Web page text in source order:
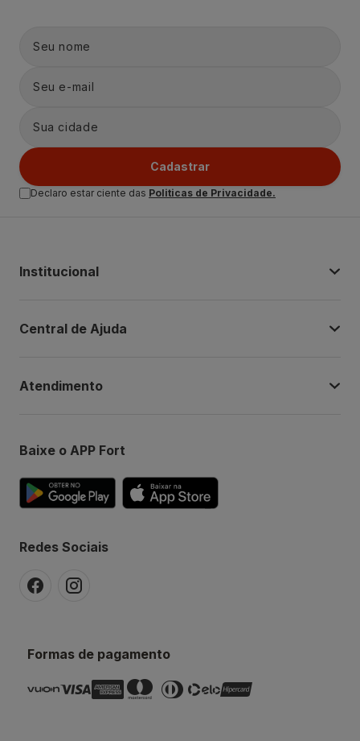
Cadastrar
Declaro estar ciente das Politicas de Privacidade.
Institucional
Central de Ajuda
Atendimento
Baixe o APP Fort
Redes Sociais
Formas de pagamento